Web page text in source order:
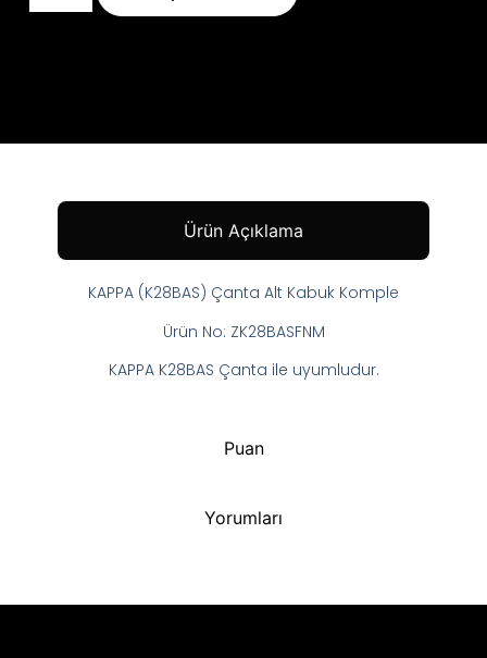
Ürün Açıklama
Puan
Yorumları
KAPPA (K28BAS) Çanta Alt Kabuk Komple
Ürün No: ZK28BASFNM
KAPPA K28BAS Çanta ile uyumludur.